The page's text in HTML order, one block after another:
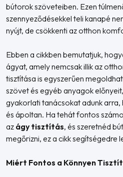
bútorok szöveteiben. Ezen
szennyeződésekkel teli kanapé
nyújt, de csökkenti az otthon
Ebben a cikkben bemutatjuk,
ágyat, amely nemcsak illik az
tisztítása is egyszerűen
szövet és egyéb anyagok
gyakorlati tanácsokat adunk
és ápoltan. Ha tehát fontos
az ágy tisztítás, és szeretnéd
megőrizni, ez a cikk segítségedre
Miért Fontos a Könnyen